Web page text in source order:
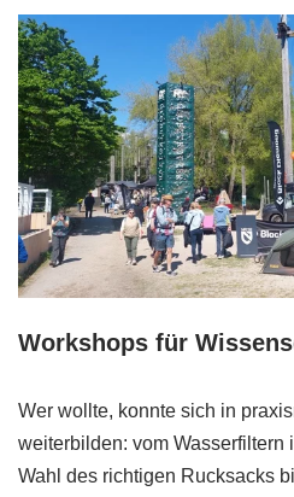
Workshops für
Wer wollte, konnte sich in
weiterbilden: vom Wasserfiltern
Wahl des richtigen Rucksacks